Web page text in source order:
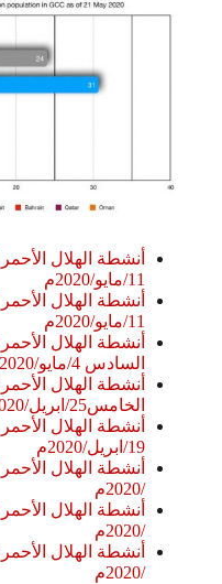
أنشطة الهلال
11/مايو/2020م
أنشطة الهلال
11/مايو/2020م
أنشطة الهلال
السادس 4/مايو/2020م
أنشطة الهلال
الخامس25/ابريل/2020م
أنشطة الهلال
19/ابريل/2020م
/2020م
/2020م
أنشطة الهلال
/2020م